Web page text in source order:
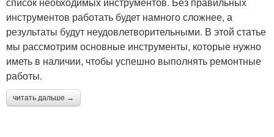
инструментов работать будет намного сложнее, а
результаты будут неудовлетворительными. В этой статье
мы рассмотрим основные инструменты, которые нужно
иметь в наличии, чтобы успешно выполнять ремонтные
работы.
читать дальше →